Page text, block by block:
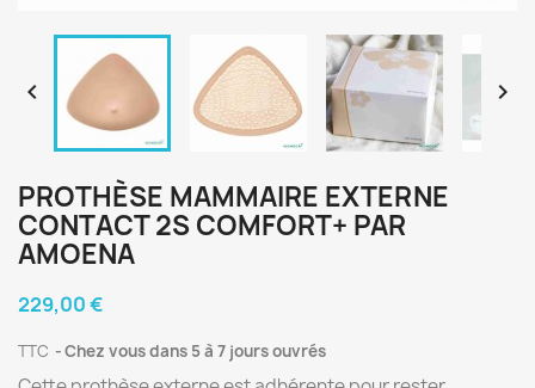
 
PROTHÈSE MAMMAIRE EXTERNE
CONTACT 2S COMFORT+ PAR
AMOENA
229,00 €
TTC Chez vous dans 5 à 7 jours ouvrés